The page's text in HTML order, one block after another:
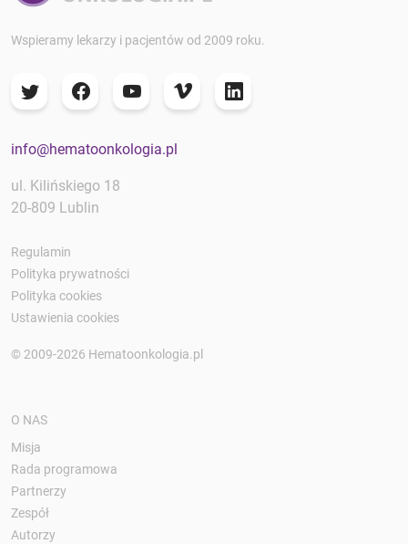
Wspieramy lekarzy i pacjentów od 2009 roku.
info@hematoonkologia.pl
ul. Kilińskiego 18
20-809 Lublin
Regulamin
Polityka prywatności
Polityka cookies
Ustawienia cookies
© 2009-2026 Hematoonkologia.pl
O NAS
Misja
Rada programowa
Partnerzy
Zespół
Autorzy